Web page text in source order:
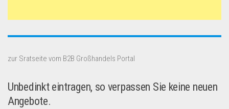
zur Sratseite vom B2B Großhandels Portal
Unbedinkt eintragen, so verpassen Sie keine neuen
Angebote.